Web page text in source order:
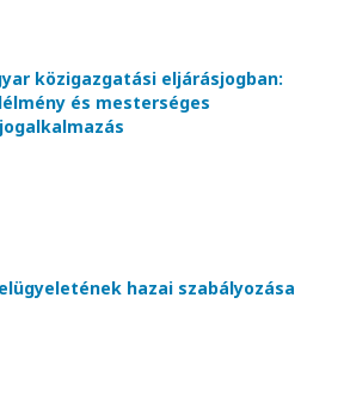
közigazgatási eljárásjogban:
és mesterséges
hazai szabályozása